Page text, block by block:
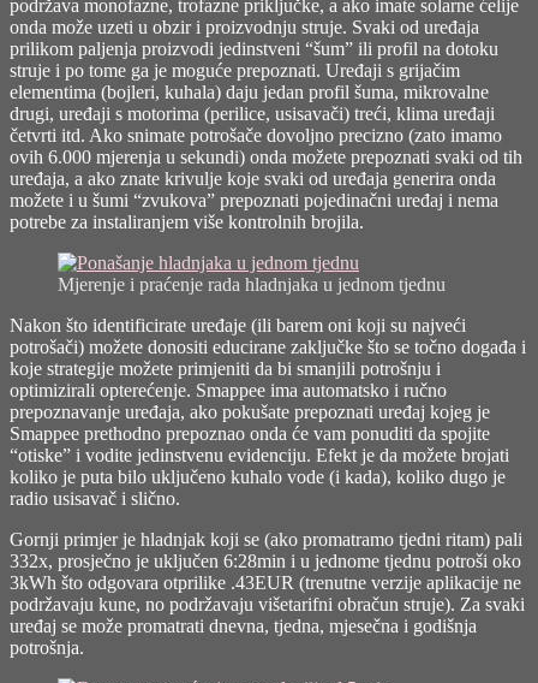
podržava monofazne, trofazne priključke, a ako imate solarne ćelije
onda može uzeti u obzir i proizvodnju struje. Svaki od uređaja
prilikom paljenja proizvodi jedinstveni “šum” ili profil na dotoku
struje i po tome ga je moguće prepoznati. Uređaji s grijačim
elementima (bojleri, kuhala) daju jedan profil šuma, mikrovalne
drugi, uređaji s motorima (perilice, usisavači) treći, klima uređaji
četvrti itd. Ako snimate potrošače dovoljno precizno (zato imamo
ovih 6.000 mjerenja u sekundi) onda možete prepoznati svaki od tih
uređaja, a ako znate krivulje koje svaki od uređaja generira onda
možete i u šumi “zvukova” prepoznati pojedinačni uređaj i nema
potrebe za instaliranjem više kontrolnih brojila.
Mjerenje i praćenje rada hladnjaka u jednom tjednu
Nakon što identificirate uređaje (ili barem oni koji su najveći
potrošači) možete donositi educirane zaključke što se točno događa i
koje strategije možete primjeniti da bi smanjili potrošnju i
optimizirali opterećenje. Smappee ima automatsko i ručno
prepoznavanje uređaja, ako pokušate prepoznati uređaj kojeg je
Smappee prethodno prepoznao onda će vam ponuditi da spojite
“otiske” i vodite jedinstvenu evidenciju. Efekt je da možete brojati
koliko je puta bilo uključeno kuhalo vode (i kada), koliko dugo je
radio usisavač i slično.
Gornji primjer je hladnjak koji se (ako promatramo tjedni ritam) pali
332x, prosječno je uključen 6:28min i u jednome tjednu potroši oko
3kWh što odgovara otprilike .43EUR (trenutne verzije aplikacije ne
podržavaju kune, no podržavaju višetarifni obračun struje). Za svaki
uređaj se može promatrati dnevna, tjedna, mjesečna i godišnja
potrošnja.